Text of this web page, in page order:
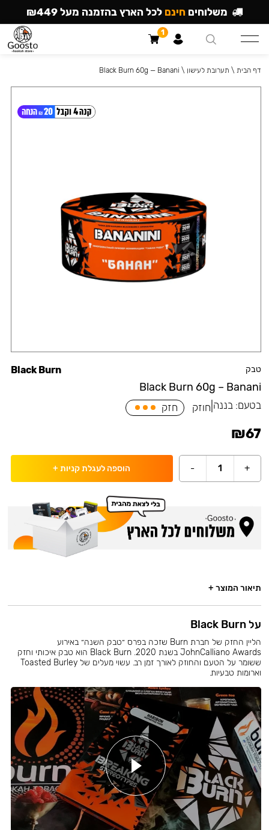
טבק
Black Burn 60g – Banani
Black Burn
בטעם:בננה חוזק חזק
₪67
+
1
- הוספה לעגלת קניות +
דף הבית \ תערובת לעישון \
Black Burn 60g — Banani
תיאור המוצר +
על Black Burn
הליין החזק של חברת Burn שזכה בפרס ״טבק השנה״ באירוע
JohnCalliano Awards בשנת 2020. Black Burn הוא טבק איכותי וחזק
ששומר על הטעם והחוזק לאורך זמן רב. עשוי מעלים של Toasted Burley
וארומות טבעיות.
משלוחים חינם לכל הארץ בהזמנה מעל ₪449
1